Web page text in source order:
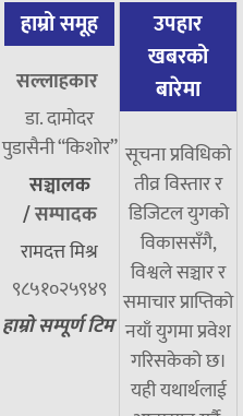
हाम्रो समूह
सल्लाहकार
डा. दामाेदर
पुडासैनी “किशाेर”
सञ्चालक
/सम्पादक
रामदत्त मिश्र
९८५१०२५९४९
हाम्रो सम्पूर्ण टिम
उपहार
खबरको
बारेमा
सूचना प्रविधिको
तीव्र विस्तार र
डिजिटल युगको
विकाससँगै,
विश्वले सञ्चार र
समाचार प्राप्तिको
नयाँ युगमा प्रवेश
गरिसकेको छ।
यही यथार्थलाई